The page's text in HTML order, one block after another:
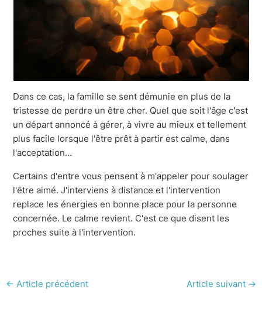
Dans ce cas, la famille se sent démunie en plus de la
tristesse de perdre un être cher. Quel que soit l'âge c'est
un départ annoncé à gérer, à vivre au mieux et tellement
plus facile lorsque l'être prêt à partir est calme, dans
l'acceptation…
Certains d'entre vous pensent à m'appeler pour soulager
l'être aimé. J'interviens à distance et l'intervention
replace les énergies en bonne place pour la personne
concernée. Le calme revient. C'est ce que disent les
proches suite à l'intervention.
← Article précédent Article suivant →